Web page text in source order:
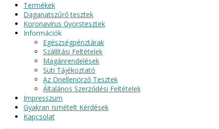
Termékek
Daganatszűrő tesztek
Koronavírus Gyorstesztek
Információk
Egészségpénztárak
Szállítási Feltételek
Magánrendelések
Süti Tájékoztató
Az Önellenörző Tesztek
Általános Szerződési Feltételek
Impresszum
Gyakran Ismételt Kérdések
Kapcsolat